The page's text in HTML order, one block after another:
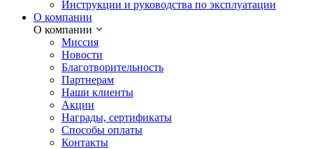
Инструкции и руководства по эксплуатации
О компании
О компании
Миссия
Новости
Благотворительность
Партнерам
Наши клиенты
Акции
Награды, сертификаты
Способы оплаты
Контакты